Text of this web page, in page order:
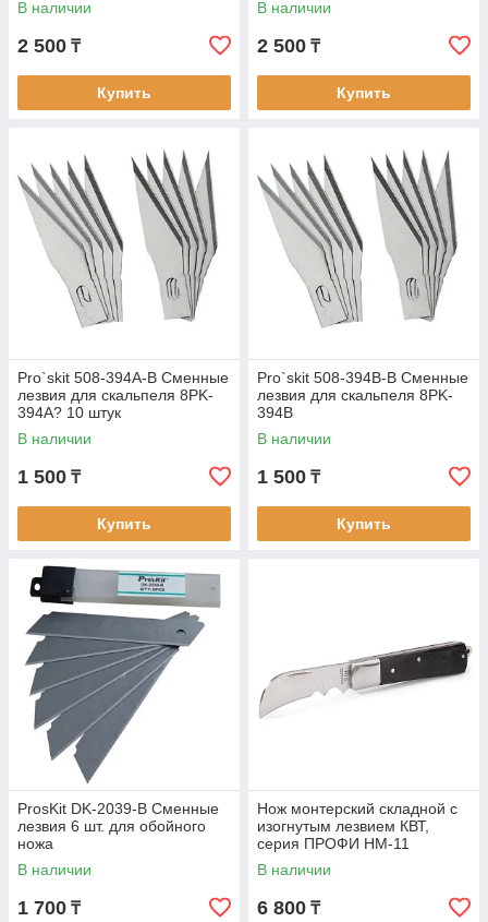
В наличии
2 500 ₸
Купить
В наличии
2 500 ₸
Купить
Pro`skit 508-394A-B Сменные
лезвия для скальпеля 8PK-
394A? 10 штук
В наличии
1 500 ₸
Купить
Pro`skit 508-394B-B Сменные
лезвия для скальпеля 8PK-
394B
В наличии
1 500 ₸
Купить
ProsKit DK-2039-B Сменные
лезвия 6 шт. для обойного
ножа
В наличии
1 700 ₸
Нож монтерский складной с
изогнутым лезвием КВТ,
серия ПРОФИ НМ-11
В наличии
6 800 ₸